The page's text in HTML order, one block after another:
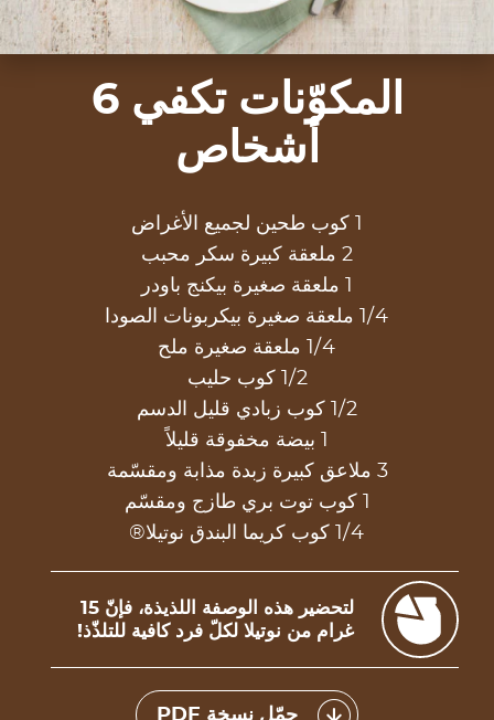
المكوّنات تكفي 6
أشخاص
2 ملعقة كبيرة سكر محبب
1/4 ملعقة صغيرة بيكربونات الصودا
1/4 ملعقة صغيرة ملح
1/2 كوب حليب
1/2 كوب زبادي قليل الدسم
3 ملاعق كبيرة زبدة مذابة ومقسّمة
1/4 كوب كريما البندق نوتيلا®
لتحضير هذه الوصفة اللذيذة، فإنّ 15
غرام من نوتيلا لكلّ فرد كافية للتلذّذ!
حمّل نسخة PDF